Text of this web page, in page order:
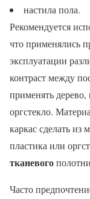
настила пола.
Рекомендуется
что применялись
эксплуатации
контраст между
применять
оргстекло.
каркас сделать из
пластика или
тканевого
Часто